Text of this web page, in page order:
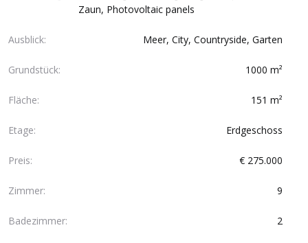
Zaun, Photovoltaic panels
Ausblick: Meer, City, Countryside, Garten
Grundstück: 1000 m²
Fläche: 151 m²
Etage: Erdgeschoss
Preis: € 275.000
Zimmer: 9
Badezimmer: 2